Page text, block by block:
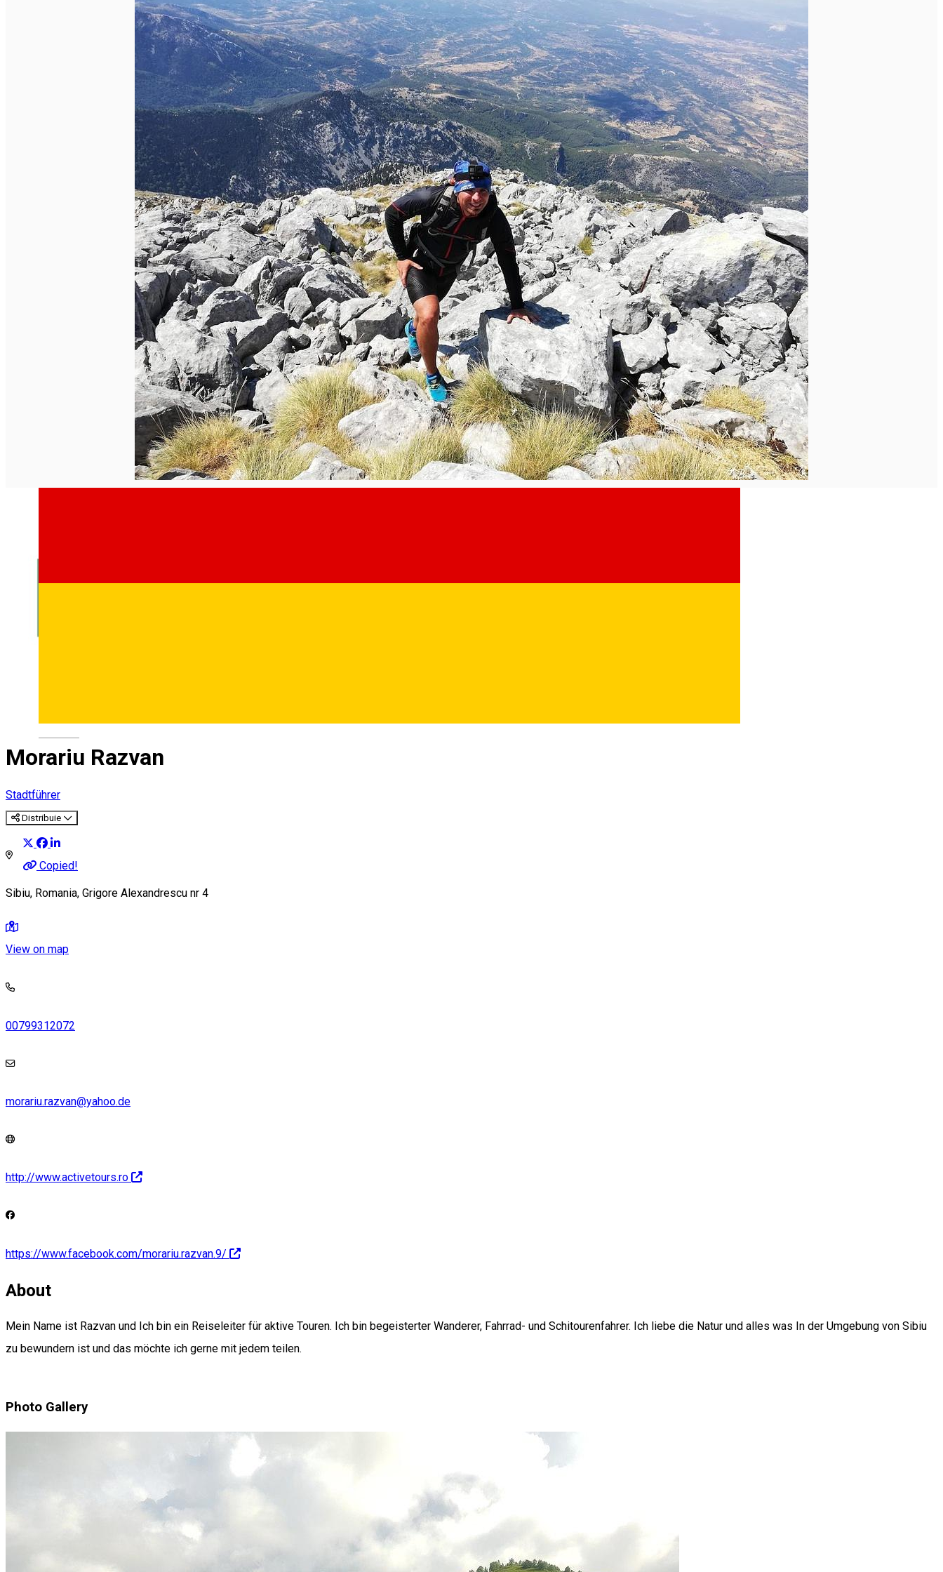
Morariu Razvan
Stadtführer
Distribuie
Copied!
Sibiu, Romania, Grigore Alexandrescu nr 4
View on map
00799312072
morariu.razvan@yahoo.de
http://www.activetours.ro
https://www.facebook.com/morariu.razvan.9/
About
Mein Name ist Razvan und Ich bin ein Reiseleiter für aktive Touren. Ich bin begeisterter Wanderer, Fahrrad- und Schitourenfahrer. Ich liebe die Natur und alles was In der Umgebung von Sibiu
zu bewundern ist und das möchte ich gerne mit jedem teilen.
Photo Gallery